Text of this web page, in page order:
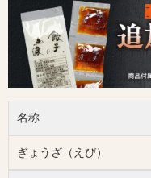
名称
ぎょうざ（えび）